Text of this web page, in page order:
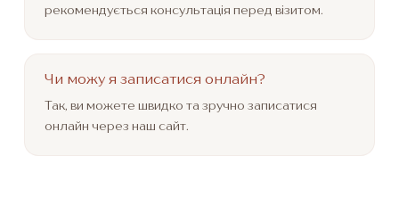
рекомендується консультація перед візитом.
Чи можу я записатися онлайн?
Так, ви можете швидко та зручно записатися
онлайн через наш сайт.